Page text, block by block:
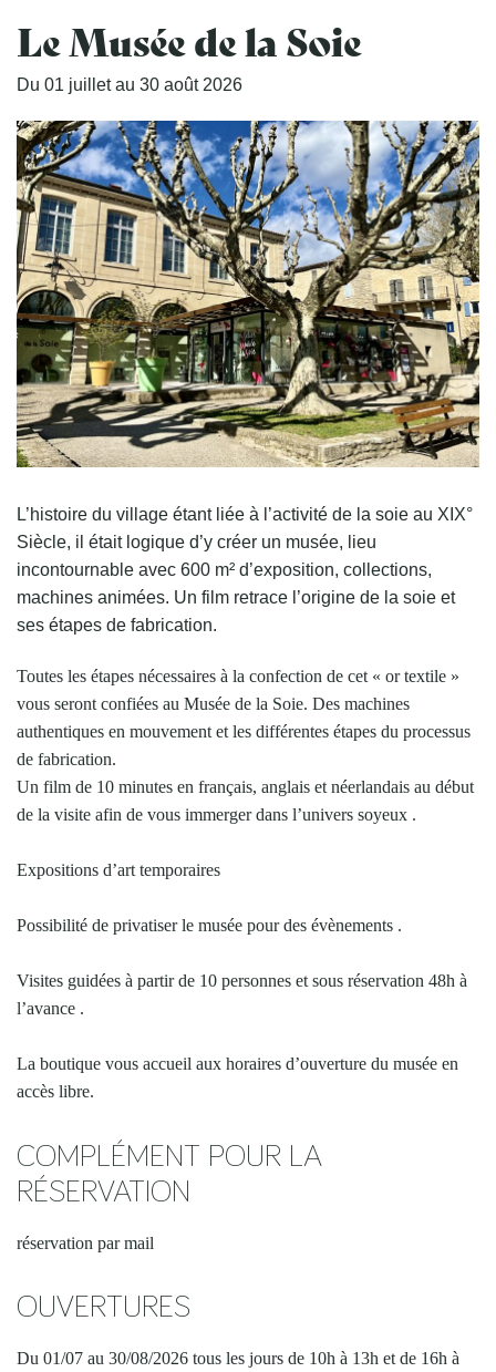
Le Musée de la Soie
Du 01 juillet au 30 août 2026
L’histoire du village étant liée à l’activité de la soie au XIX°
Siècle, il était logique d’y créer un musée, lieu
incontournable avec 600 m² d’exposition, collections,
machines animées. Un film retrace l’origine de la soie et
ses étapes de fabrication.
Toutes les étapes nécessaires à la confection de cet « or textile »
vous seront confiées au Musée de la Soie. Des machines
authentiques en mouvement et les différentes étapes du processus
de fabrication.
Un film de 10 minutes en français, anglais et néerlandais au début
de la visite afin de vous immerger dans l’univers soyeux .
Expositions d’art temporaires
Possibilité de privatiser le musée pour des évènements .
Visites guidées à partir de 10 personnes et sous réservation 48h à
l’avance .
La boutique vous accueil aux horaires d’ouverture du musée en
accès libre.
COMPLÉMENT POUR LA
RÉSERVATION
réservation par mail
OUVERTURES
Du 01/07 au 30/08/2026 tous les jours de 10h à 13h et de 16h à